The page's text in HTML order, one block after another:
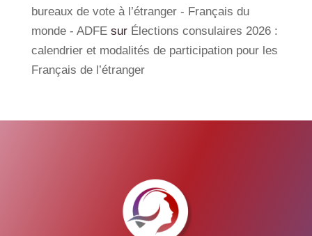
bureaux de vote à l’étranger - Français du
monde - ADFEsur Élections consulaires 2026 :
calendrier et modalités de participation pour les
Français de l’étranger